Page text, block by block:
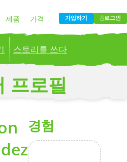
제품 가격
그 회사
가입하기 로그인
스토리를 쓰다
a global audience.
now!
프로필
경험